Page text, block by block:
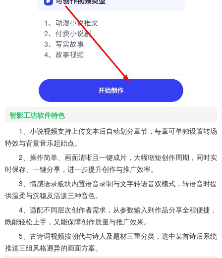
智影工坊软件特色
1、小说视频支持上传文本后自动划分章节，每章可单独设置转场
特效与背景音乐起始点。
2、操作简单、画面清晰且一键成片，大幅缩短创作周期，同时实
时保存、一键分享，进一步提升创作与推广效率。
3、情感语录板块内置语音录制与文字转语音双模式，转语音时提
供温柔与沉稳及活泼三种音色。
4、适配不同层次创作者需求，从参数输入到作品分享全程便捷，
既能轻松上手，又能保障创作质量与推广效果。
5、古诗词视频按朝代与诗人及题材三重分类，选中某首诗后系统
推送三组风格迥异的画面方案。